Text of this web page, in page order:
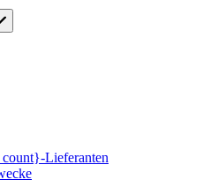
Lieferanten